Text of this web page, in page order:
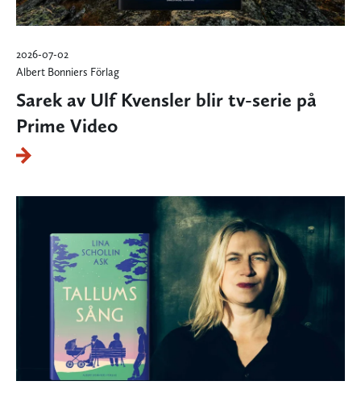
2026-07-02
Albert Bonniers Förlag
Sarek av Ulf Kvensler blir tv-serie på
Prime Video